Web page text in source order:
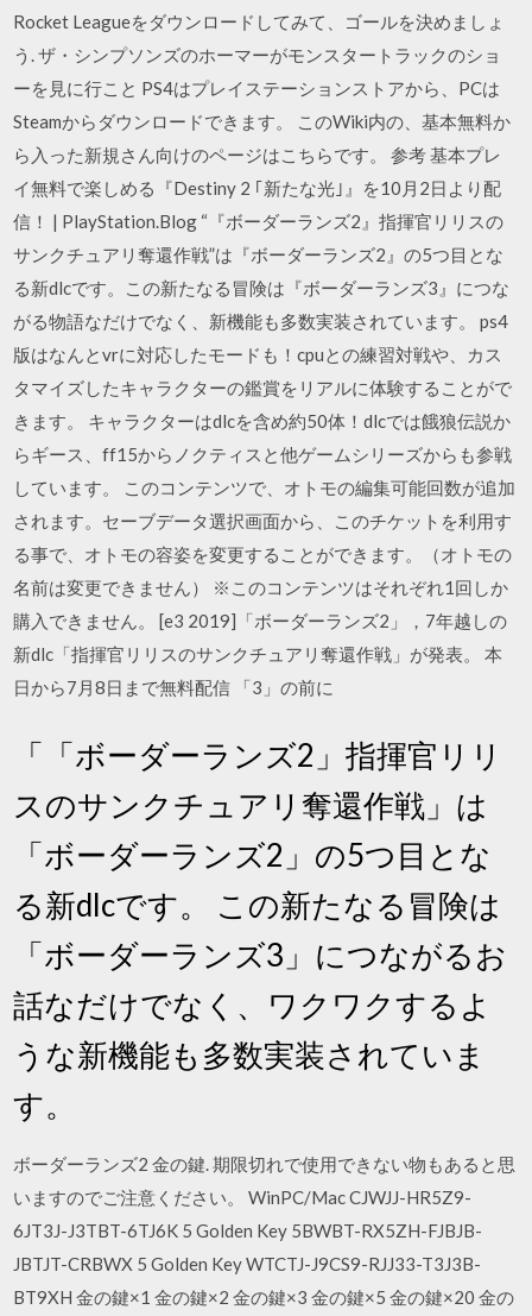
Rocket Leagueをダウンロードしてみて、ゴールを決めましょ
う. ザ・シンプソンズのホーマーがモンスタートラックのショ
ーを見に行こと PS4はプレイステーションストアから、PCは
Steamからダウンロードできます。 このWiki内の、基本無料か
ら入った新規さん向けのページはこちらです。 参考 基本プレ
イ無料で楽しめる『Destiny 2 ｢新たな光｣』を10月2日より配
信！ | PlayStation.Blog “『ボーダーランズ2』指揮官リリスの
サンクチュアリ奪還作戦”は『ボーダーランズ2』の5つ目とな
る新dlcです。この新たなる冒険は『ボーダーランズ3』につな
がる物語なだけでなく、新機能も多数実装されています。 ps4
版はなんとvrに対応したモードも！cpuとの練習対戦や、カス
タマイズしたキャラクターの鑑賞をリアルに体験することがで
きます。 キャラクターはdlcを含め約50体！dlcでは餓狼伝説か
らギース、ff15からノクティスと他ゲームシリーズからも参戦
しています。 このコンテンツで、オトモの編集可能回数が追加
されます。セーブデータ選択画面から、このチケットを利用す
る事で、オトモの容姿を変更することができます。（オトモの
名前は変更できません） ※このコンテンツはそれぞれ1回しか
購入できません。 [e3 2019]「ボーダーランズ2」，7年越しの
新dlc「指揮官リリスのサンクチュアリ奪還作戦」が発表。 本
日から7月8日まで無料配信 「3」の前に
「「ボーダーランズ2」指揮官リリ
スのサンクチュアリ奪還作戦」は
「ボーダーランズ2」の5つ目とな
る新dlcです。 この新たなる冒険は
「ボーダーランズ3」につながるお
話なだけでなく、ワクワクするよ
うな新機能も多数実装されていま
す。
ボーダーランズ2 金の鍵. 期限切れで使用できない物もあると思
いますのでご注意ください。 WinPC/Mac CJWJJ-HR5Z9-
6JT3J-J3TBT-6TJ6K 5 Golden Key 5BWBT-RX5ZH-FJBJB-
JBTJT-CRBWX 5 Golden Key WTCTJ-J9CS9-RJJ33-T3J3B-
BT9XH 金の鍵×1 金の鍵×2 金の鍵×3 金の鍵×5 金の鍵×20 金の